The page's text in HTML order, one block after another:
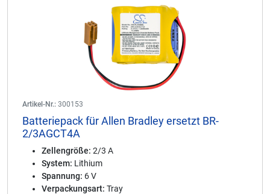
Artikel-Nr.: 300153
Batteriepack für Allen Bradley ersetzt BR-
2/3AGCT4A
Zellengröße: 2/3 A
System: Lithium
Spannung: 6 V
Verpackungsart: Tray